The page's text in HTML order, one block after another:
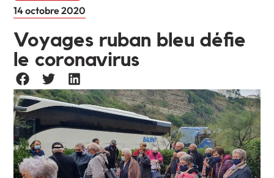
14 octobre 2020
Voyages ruban bleu défie
le coronavirus